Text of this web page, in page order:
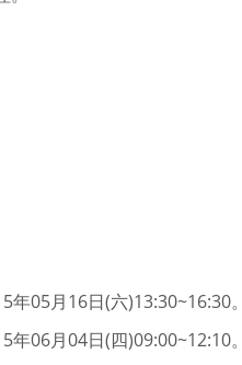
05月16日(六)13:30~16:30。
06月04日(四)09:00~12:10。